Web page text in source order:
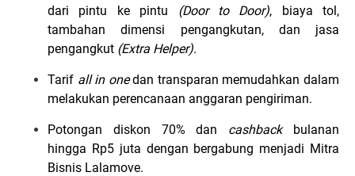
dari pintu ke pintu (Door to Door), biaya tol,
tambahan dimensi pengangkutan, dan jasa
pengangkut (Extra Helper).
Tarif all in onedan transparan memudahkan dalam
melakukan perencanaan anggaran pengiriman.
Potongan diskon 70% dan cashback bulanan
hingga Rp5 juta dengan bergabung menjadi Mitra
Bisnis Lalamove.